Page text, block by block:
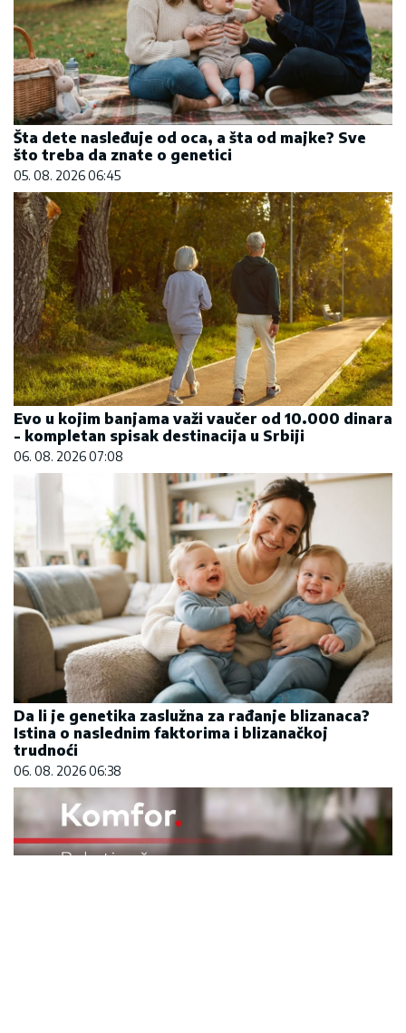
Šta dete nasleđuje od oca, a šta od majke? Sve
što treba da znate o genetici
05. 08. 2026 06:45
Evo u kojim banjama važi vaučer od 10.000 dinara
- kompletan spisak destinacija u Srbiji
06. 08. 2026 07:08
Da li je genetika zaslužna za rađanje blizanaca?
Istina o naslednim faktorima i blizanačkoj
trudnoći
06. 08. 2026 06:38